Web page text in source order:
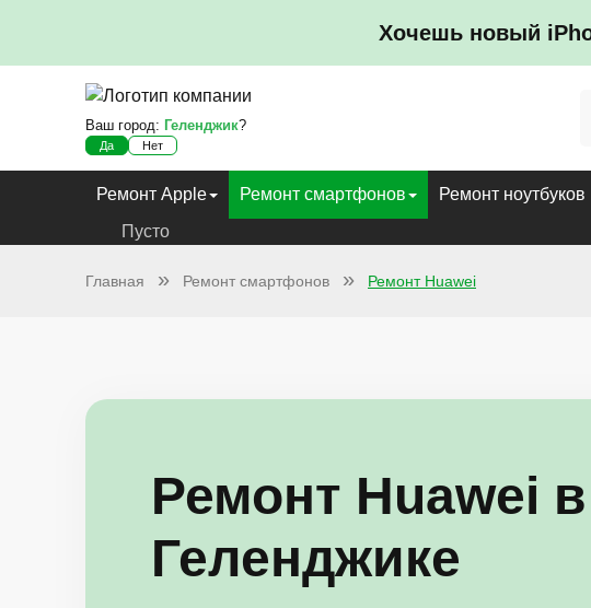
Хочешь новый
Ваш город: Геленджик?
Да Нет
Ремонт Apple Ремонт смартфонов Ремонт ноутбуков
Пусто
Главная Ремонт смартфонов Ремонт Huawei
Ремонт Huawei в
Геленджике